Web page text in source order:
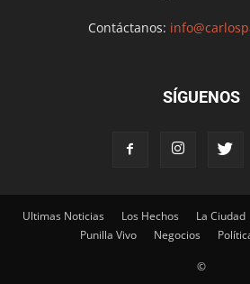
Contáctanos:
SÍGUENOS
Ultimas Noticias Los Hechos La Ciudad
Punilla Vivo
Negocios
©